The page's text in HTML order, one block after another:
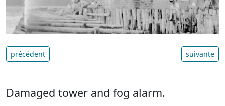
précédent suivante
Damaged tower and fog alarm.